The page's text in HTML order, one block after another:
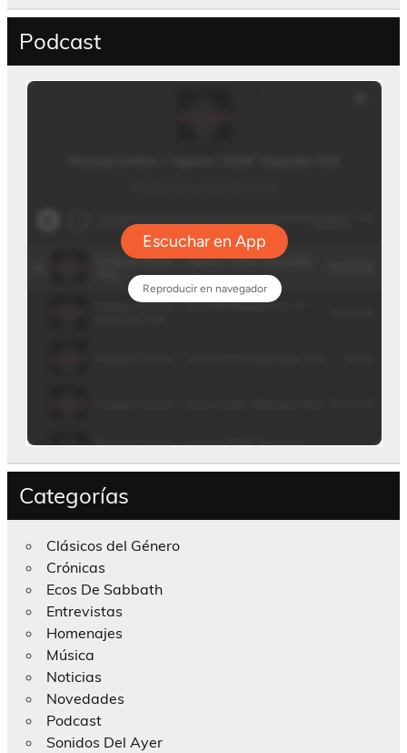
Podcast
Categorías
Clásicos del Género
Crónicas
Ecos De Sabbath
Entrevistas
Homenajes
Música
Noticias
Novedades
Podcast
Sonidos Del Ayer